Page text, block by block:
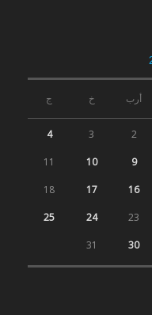
أرب خ ج
2
3
4
9
10
11
16
17
18
23
24
25
30
31